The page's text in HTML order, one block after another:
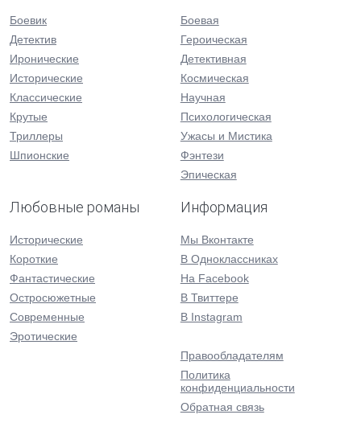
Боевик
Детектив
Иронические
Исторические
Классические
Крутые
Триллеры
Шпионские
Боевая
Героическая
Детективная
Космическая
Научная
Психологическая
Ужасы и Мистика
Фэнтези
Эпическая
Любовные романы
Исторические
Короткие
Фантастические
Остросюжетные
Современные
Эротические
Информация
Мы Вконтакте
В Одноклассниках
На Facebook
В Твиттере
В Instagram
Правообладателям
Политика
конфиденциальности
Обратная связь